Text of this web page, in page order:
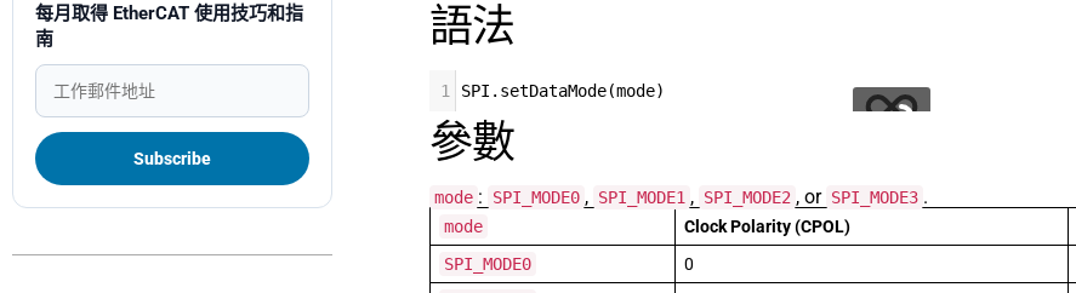
每月取得 EtherCAT 使用技巧和指
南
語法
1 SPI . setDataMode(mode)
參數
mode : SPI_MODE0 , SPI_MODE1 , SPI_MODE2 , or SPI_MODE3 .
mode Clock Polarity (CPOL)
SPI_MODE0
0